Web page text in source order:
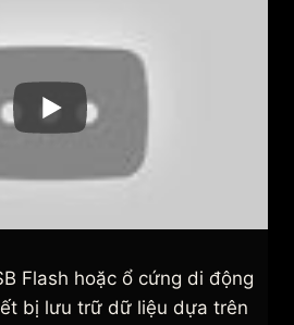
Flash hoặc ổ cứng di động
bị lưu trữ dữ liệu dựa trên